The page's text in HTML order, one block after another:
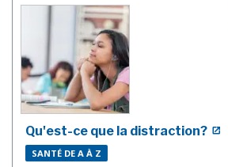
Qu'est-ce que la distraction?
SANTÉ DE A À Z